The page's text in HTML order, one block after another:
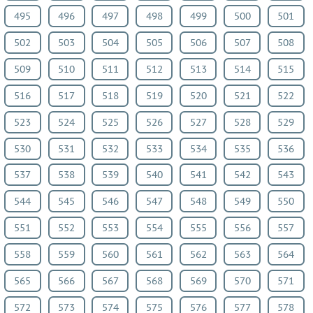
495 496 497 498 499 500 501
502 503 504 505 506 507 508
509 510 511 512 513 514 515
516 517 518 519 520 521 522
523 524 525 526 527 528 529
530 531 532 533 534 535 536
537 538 539 540 541 542 543
544 545 546 547 548 549 550
551 552 553 554 555 556 557
558 559 560 561 562 563 564
565 566 567 568 569 570 571
572 573 574 575 576 577 578